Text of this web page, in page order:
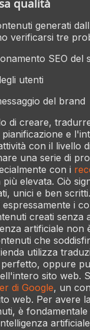
qualità
generati
verificarsi tre
SEO del
utenti
del brand
di creare,
e
con il livello
una serie di
con i
elevata. Ciò
unici e ben
i
creati senza
artificiale
che
utilizza
oppure
sito web.
di Google, un
web. Per avere
è